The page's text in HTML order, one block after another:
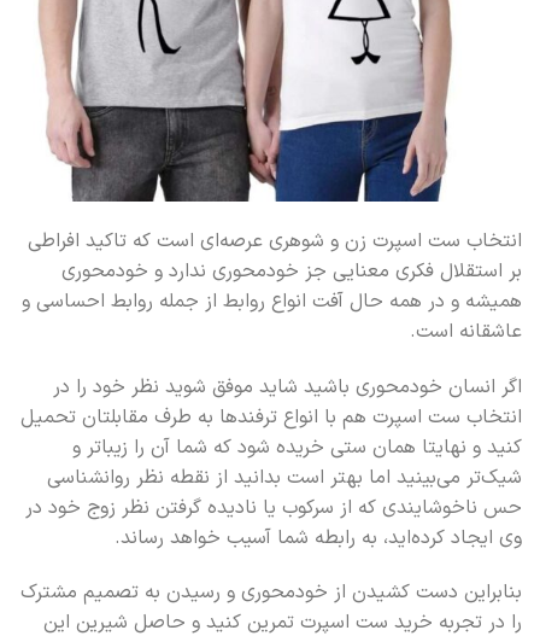
انتخاب ست اسپرت زن و شوهری عرصه‌ای است که تاکید افراطی
بر استقلال فکری معنایی جز خودمحوری ندارد و خودمحوری
همیشه و در همه حال آفت انواع روابط از جمله روابط احساسی و
عاشقانه است.
اگر انسان خودمحوری باشید شاید موفق شوید نظر خود را در
انتخاب ست اسپرت هم با انواع ترفندها به طرف مقابلتان تحمیل
کنید و نهایتا همان ستی خریده شود که شما آن را زیباتر و
شیک‌تر می‌بینید اما بهتر است بدانید از نقطه نظر روانشناسی
حس ناخوشایندی که از سرکوب یا نادیده گرفتن نظر زوج خود در
وی ایجاد کرده‌اید، به رابطه شما آسیب خواهد رساند.
بنابراین دست کشیدن از خودمحوری و رسیدن به تصمیم مشترک
را در تجربه خرید ست اسپرت تمرین کنید و حاصل شیرین این